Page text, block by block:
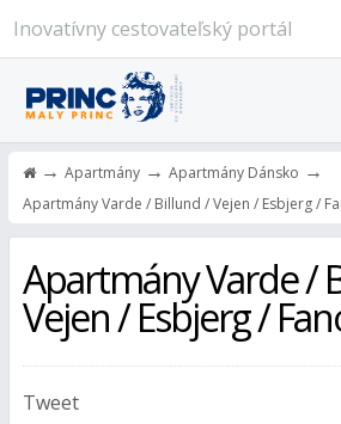
Inovatívny cestovateľský portál
→ Apartmány→ Apartmány Dánsko →
Apartmány Varde / Billund / Vejen / Esbjerg /
Apartmány Varde /
Vejen / Esbjerg /
Tweet